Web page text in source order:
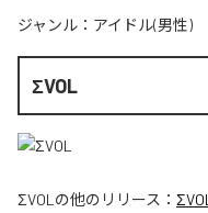
ジャンル： アイドル(男性)
ΣVOL
ΣVOL の他のリリース： ΣVOL